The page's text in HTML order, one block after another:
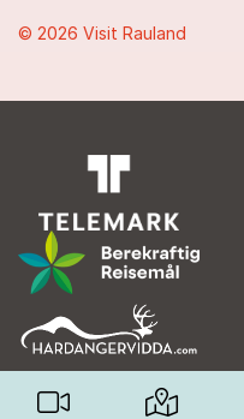
© 2026 Visit Rauland